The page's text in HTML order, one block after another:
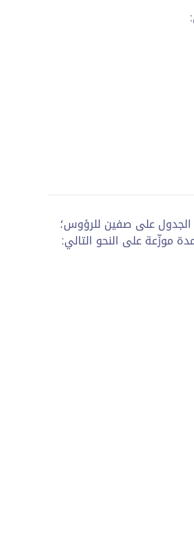
الجدول على صفين للرؤوس؛
موزّعة على النحو التالي: